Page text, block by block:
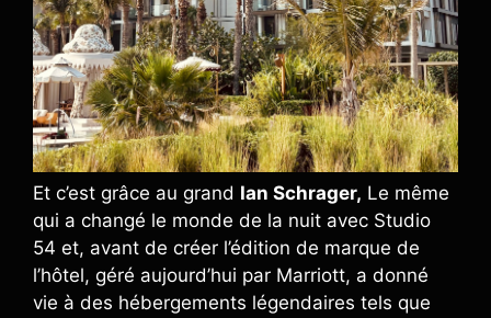
Et c’est grâce au grand Ian Schrager, Le même
qui a changé le monde de la nuit avec Studio
54 et, avant de créer l’édition de marque de
l’hôtel, géré aujourd’hui par Marriott, a donné
vie à des hébergements légendaires tels que